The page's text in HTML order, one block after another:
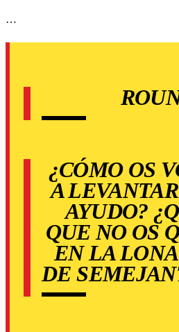
…
¿CÓMO OS
A
AYUDO?
QUE NO OS
EN LA
DE